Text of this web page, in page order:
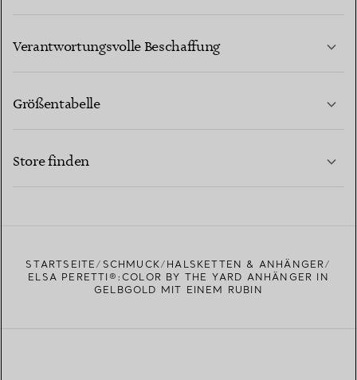
Verantwortungsvolle Beschaffung
Größentabelle
Store finden
STARTSEITE SCHMUCK
HALSKETTEN & ANHÄNGER
ELSA PERETTI®:COLOR BY THE YARD ANHÄNGER IN
GELBGOLD MIT EINEM RUBIN